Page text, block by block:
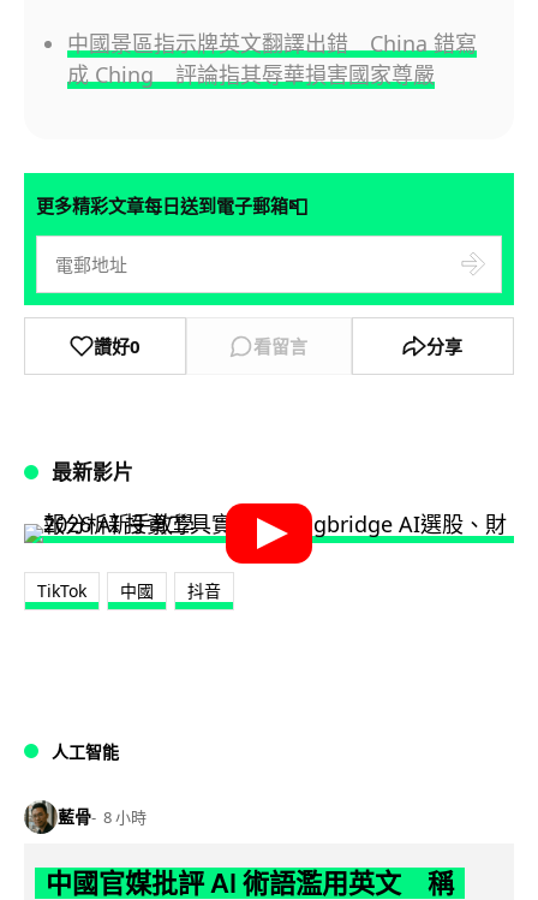
中國景區指示牌英文翻譯出錯 China 錯寫
成 Ching 評論指其辱華損害國家尊嚴
更多精彩文章每日送到電子郵箱📮
讚好0 看留言 分享
最新影片
TikTok 中國 抖音
人工智能
藍骨 8 小時
中國官媒批評 AI 術語濫用英文 稱